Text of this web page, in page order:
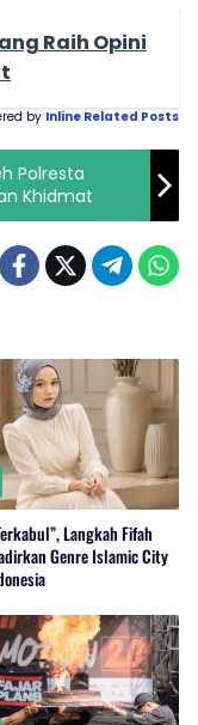
Raih Opini
by Inline Related Posts
Polresta
Khidmat
Langkah Fifah
Genre Islamic City